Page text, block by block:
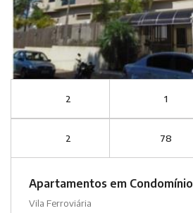
2 1
2 78
Apartamentos em Condomínio
Vila Ferroviária